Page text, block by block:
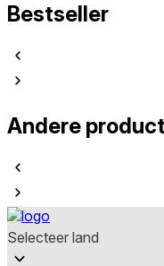
Bestseller
Andere
Selecteer land